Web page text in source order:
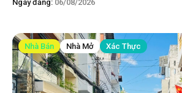
Ngày đăng: 06/08/2026
Nhà Bán Nhà Mở Xác Thực